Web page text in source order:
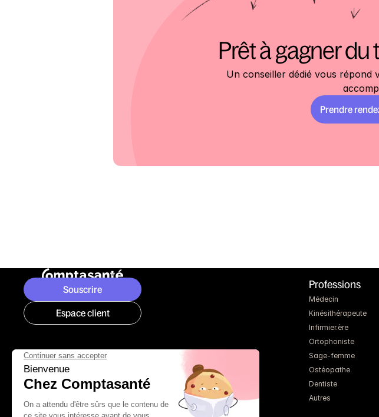
Prêt à gagner du
Un conseiller dédié vous répond
Prendre
Souscrire
Espace client
Professions
Médecin
Kinésithérapeute
Infirmier.ère
Ortophoniste
Sage-femme
Ostéopathe
Dentiste
Autres